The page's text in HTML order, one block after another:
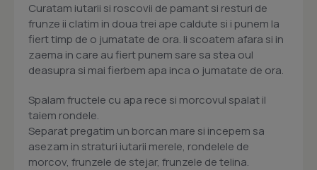
Curatam iutarii si roscovii de pamant si resturi de
frunze ii clatim in doua trei ape caldute si i punem la
fiert timp de o jumatate de ora. Ii scoatem afara si in
zaema in care au fiert punem sare sa stea oul
deasupra si mai fierbem apa inca o jumatate de ora.
Spalam fructele cu apa rece si morcovul spalat il
taiem rondele.
Separat pregatim un borcan mare si incepem sa
asezam in straturi iutarii merele, rondelele de
morcov, frunzele de stejar, frunzele de telina.